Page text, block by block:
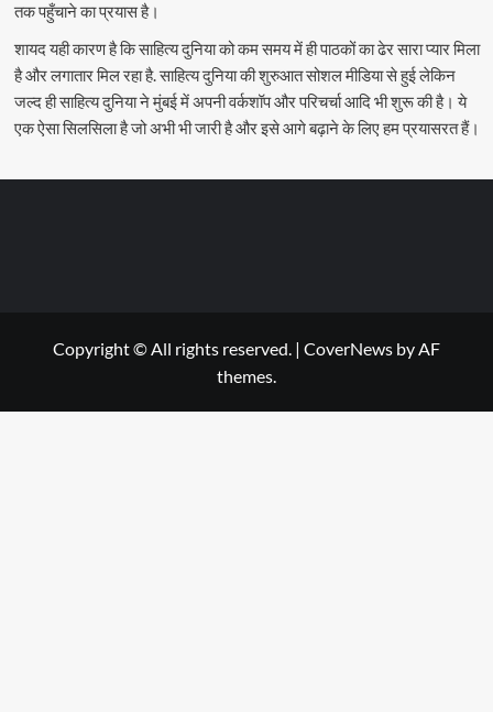
तक पहुँचाने का प्रयास है।
शायद यही कारण है कि साहित्य दुनिया को कम समय में ही पाठकों का ढेर सारा प्यार मिला
है और लगातार मिल रहा है. साहित्य दुनिया की शुरुआत सोशल मीडिया से हुई लेकिन
जल्द ही साहित्य दुनिया ने मुंबई में अपनी वर्कशॉप और परिचर्चा आदि भी शुरू की है। ये
एक ऐसा सिलसिला है जो अभी भी जारी है और इसे आगे बढ़ाने के लिए हम प्रयासरत हैं।
Copyright © All rights reserved. | CoverNews by AF
themes.